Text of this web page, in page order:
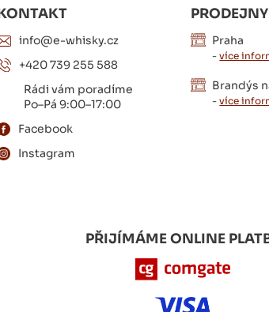
info@e-whisky.cz
+420 739 255 588
Rádi vám poradíme
Po–Pá 9:00–17:00
Facebook
Instagram
PRODEJNY
Praha
-více
Brandýs
-více
PŘIJÍMÁME ONLINE